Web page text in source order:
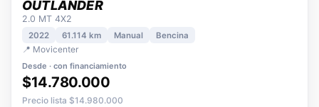
MITSUBISHI
OUTLANDER
2.0 MT 4X2
2022 61.114 km
📍 Movicenter
Desde · con financiamiento
$14.780.000